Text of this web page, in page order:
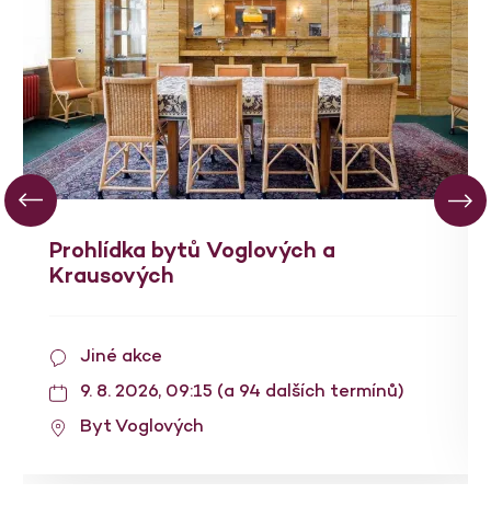
Prohlídka bytů Voglových a
Krausových
Jiné akce
9. 8. 2026, 09:15 (a 94 dalších termínů)
Byt Voglových